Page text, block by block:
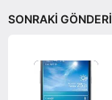
SONRAKI GÖNDERI